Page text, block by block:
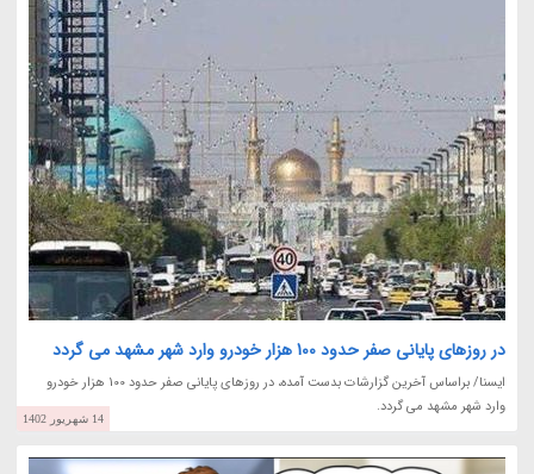
در روزهای پایانی صفر حدود 100 هزار خودرو وارد شهر مشهد می گردد
ایسنا/ براساس آخرین گزارشات بدست آمده، در روزهای پایانی صفر حدود 100 هزار خودرو
وارد شهر مشهد می گردد.
14 شهریور 1402